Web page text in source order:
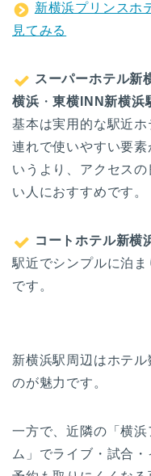
新横浜プリンスホ
見てみる
スーパーホテル新
横浜 ・東横INN新横浜
基本は実用的な駅近
連れで使いやすい要
いうより、アクセス
い人におすすめです。
コートホテル新横
駅近でシンプルに泊
です。
新横浜駅周辺はホテ
のが魅力です。
一方で、近隣の「横
ム」でライブ・試合